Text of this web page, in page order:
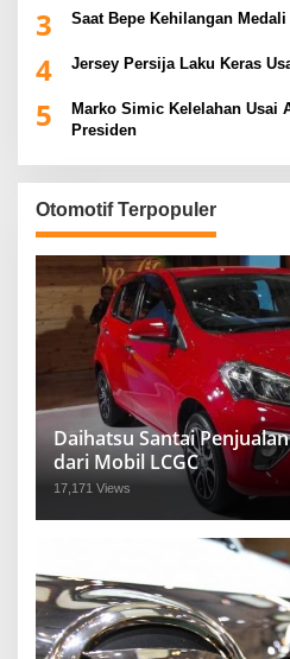
3 Saat Bepe Kehilangan
4 Jersey Persija Laku Keras
5
Marko Simic Kelelahan Usai
Presiden
Otomotif Terpopuler
Daihatsu Santai
dari Mobil LCGC
17,171 Views